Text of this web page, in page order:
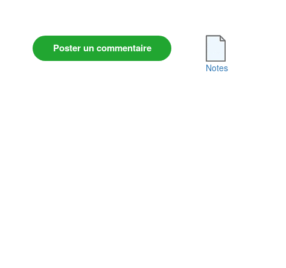
Poster un commentaire
Notes